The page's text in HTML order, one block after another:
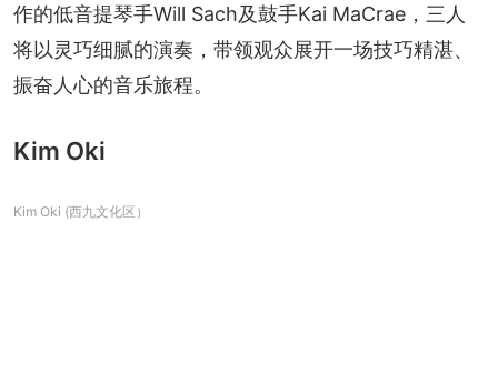
作的低音提琴手Will Sach及鼓手Kai MaCrae，三人
将以灵巧细腻的演奏，带领观众展开一场技巧精湛、
振奋人心的音乐旅程。
Kim Oki
Kim Oki (西九文化区）